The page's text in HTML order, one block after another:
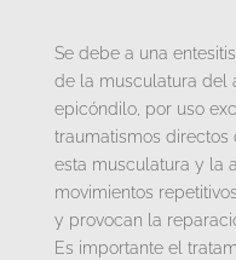
Se debe a una
de la musculatura del
epicóndilo, por uso
traumatismos directos
esta musculatura y la
movimientos
y provocan la
Es importante el